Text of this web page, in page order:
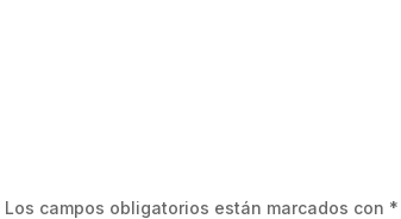
Los campos obligatorios están marcados con *